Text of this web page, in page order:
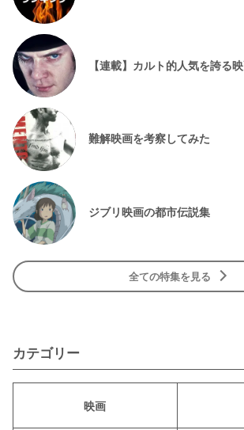
【連載】カルト的人気を誇る
難解映画を考察してみた
ジブリ映画の都市伝説集
全ての特集を見る
カテゴリー
映画